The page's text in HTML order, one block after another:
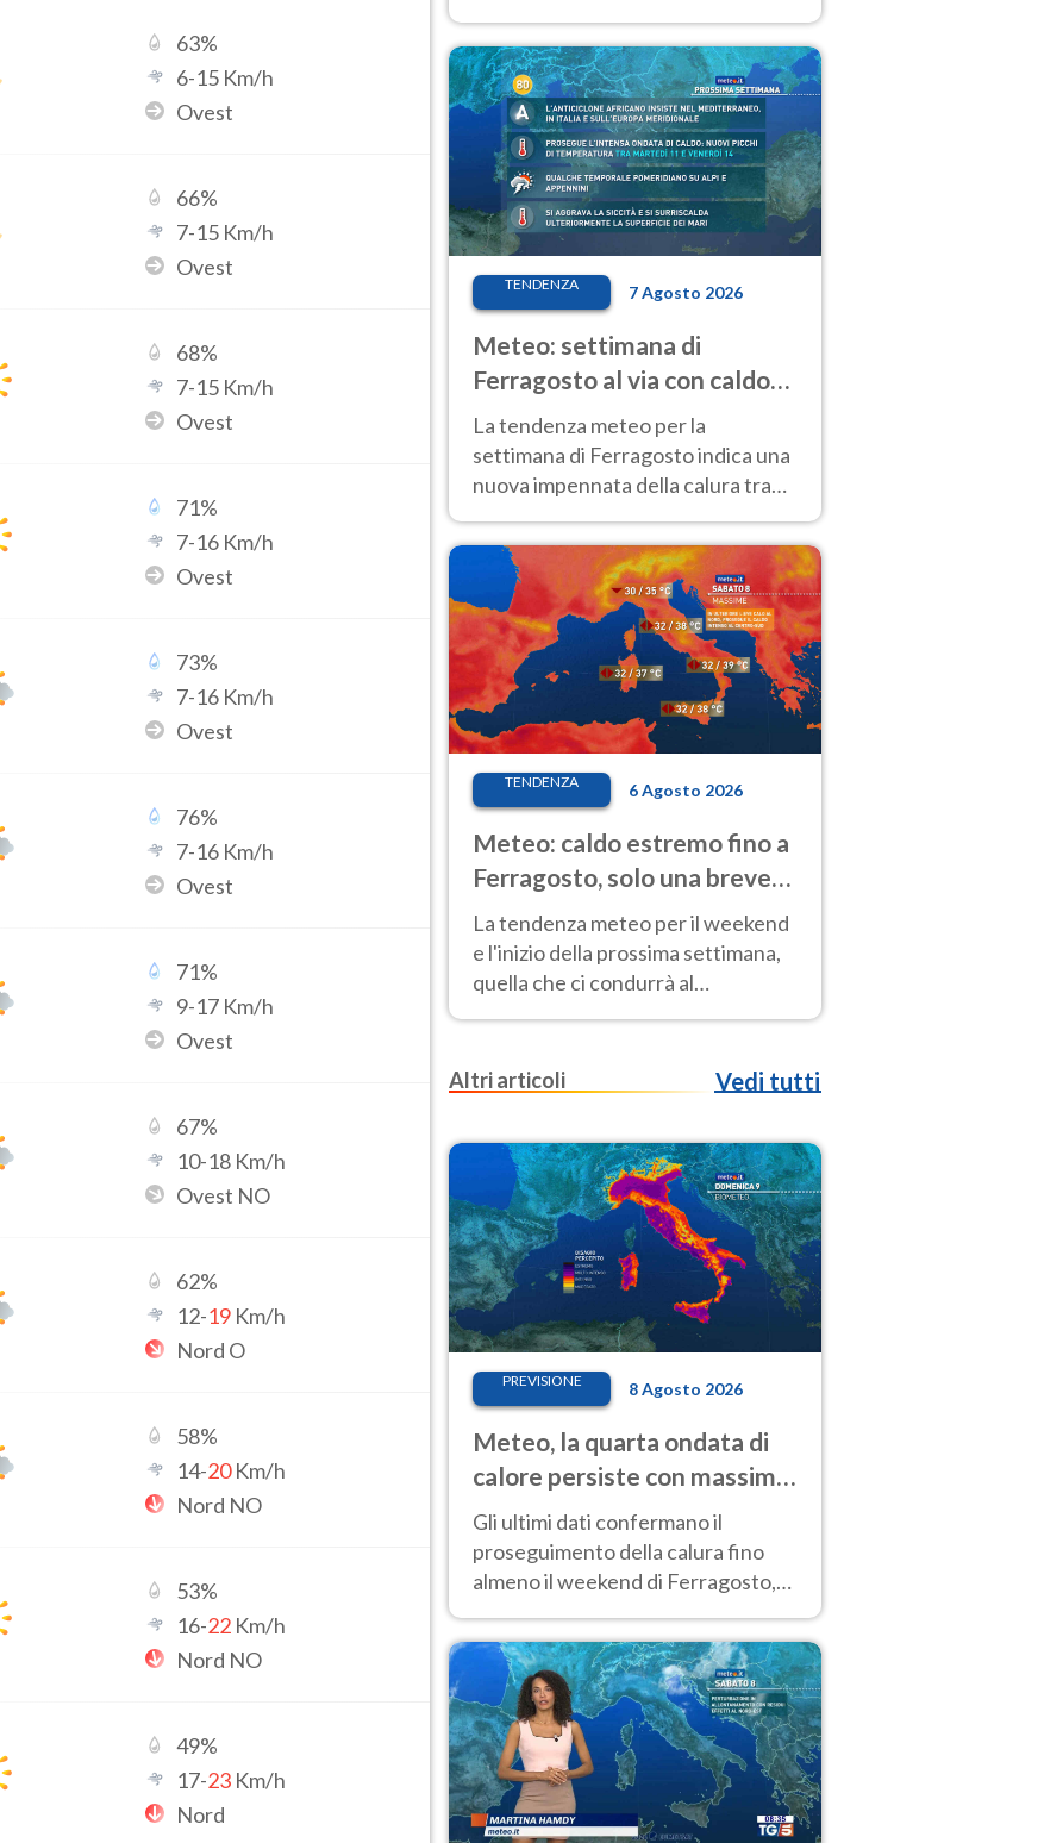
63%
6-15 Km/h
Ovest
66%
7-15 Km/h
Ovest
68%
7-15 Km/h
Ovest
71%
7-16 Km/h
Ovest
73%
7-16 Km/h
Ovest
76%
7-16 Km/h
Ovest
71%
9-17 Km/h
Ovest
67%
10-18 Km/h
Ovest NO
62%
12-19 Km/h
Nord O
58%
14-20Km/h
Nord NO
53%
16-22 Km/h
Nord NO
49%
17-23 Km/h
Nord
d’Italia
TENDENZA 7 Agosto 2026
Meteo: settimana di
Ferragosto al via con caldo
intenso e qualche temporale
La tendenza meteo per la
settimana di Ferragosto indica una
nuova impennata della calura tra
anche al Nord.
TENDENZA 6 Agosto 2026
Meteo: caldo estremo fino a
Ferragosto, solo una breve
pausa. Ecco dove
La tendenza meteo per il weekend
e l'inizio della prossima settimana,
quella che ci condurrà al
Ferragosto, vede ancora
Altri articoli
Vedi tutti
PREVISIONE 8 Agosto 2026
Meteo, la quarta ondata di
calore persiste con massime
sempre molto elevate
Gli ultimi dati confermano il
proseguimento della calura fino
almeno il weekend di Ferragosto,
intensificazione prossima
settimana